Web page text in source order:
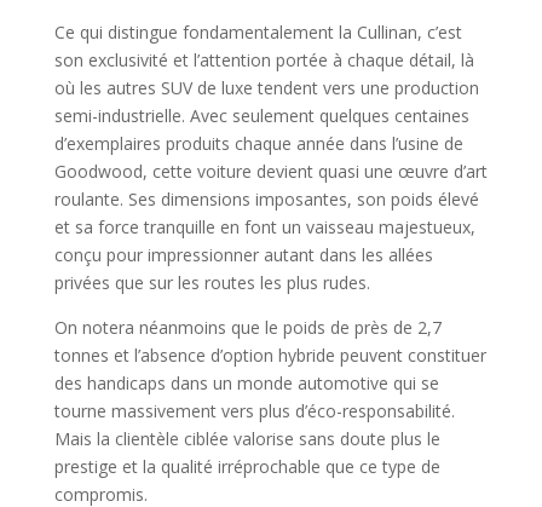
Ce qui distingue fondamentalement la Cullinan, c’est
son exclusivité et l’attention portée à chaque détail, là
où les autres SUV de luxe tendent vers une production
semi-industrielle. Avec seulement quelques centaines
d’exemplaires produits chaque année dans l’usine de
Goodwood, cette voiture devient quasi une œuvre d’art
roulante. Ses dimensions imposantes, son poids élevé
et sa force tranquille en font un vaisseau majestueux,
conçu pour impressionner autant dans les allées
privées que sur les routes les plus rudes.
On notera néanmoins que le poids de près de 2,7
tonnes et l’absence d’option hybride peuvent constituer
des handicaps dans un monde automotive qui se
tourne massivement vers plus d’éco-responsabilité.
Mais la clientèle ciblée valorise sans doute plus le
prestige et la qualité irréprochable que ce type de
compromis.